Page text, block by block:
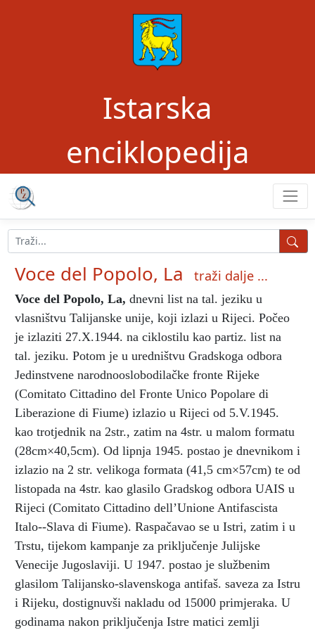
Istarska
enciklopedija
Voce del Popolo, La traži dalje ...
Voce del Popolo, La, dnevni list na tal. jeziku u
vlasništvu Talijanske unije, koji izlazi u Rijeci. Počeo
je izlaziti 27.X.1944. na ciklostilu kao partiz. list na
tal. jeziku. Potom je u uredništvu Gradskoga odbora
Jedinstvene narodnooslobodilačke fronte Rijeke
(Comitato Cittadino del Fronte Unico Popolare di
Liberazione di Fiume) izlazio u Rijeci od 5.V.1945.
kao trotjednik na 2str., zatim na 4str. u malom formatu
(28cm×40,5cm). Od lipnja 1945. postao je dnevnikom i
izlazio na 2 str. velikoga formata (41,5 cm×57cm) te od
listopada na 4str. kao glasilo Gradskog odbora UAIS u
Rijeci (Comitato Cittadino dell’Unione Antifascista
Italo--Slava di Fiume). Raspačavao se u Istri, zatim i u
Trstu, tijekom kampanje za priključenje Julijske
Venecije Jugoslaviji. U 1947. postao je službenim
glasilom Talijansko-slavenskoga antifaš. saveza za Istru
i Rijeku, dostignuvši nakladu od 15000 primjeraka. U
godinama nakon priključenja Istre matici zemlji